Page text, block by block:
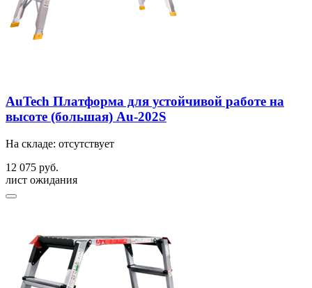
AuTech Платформа для устойчивой работе на
высоте (большая) Au-202S
На складе: отсутствует
12 075 руб.
лист ожидания